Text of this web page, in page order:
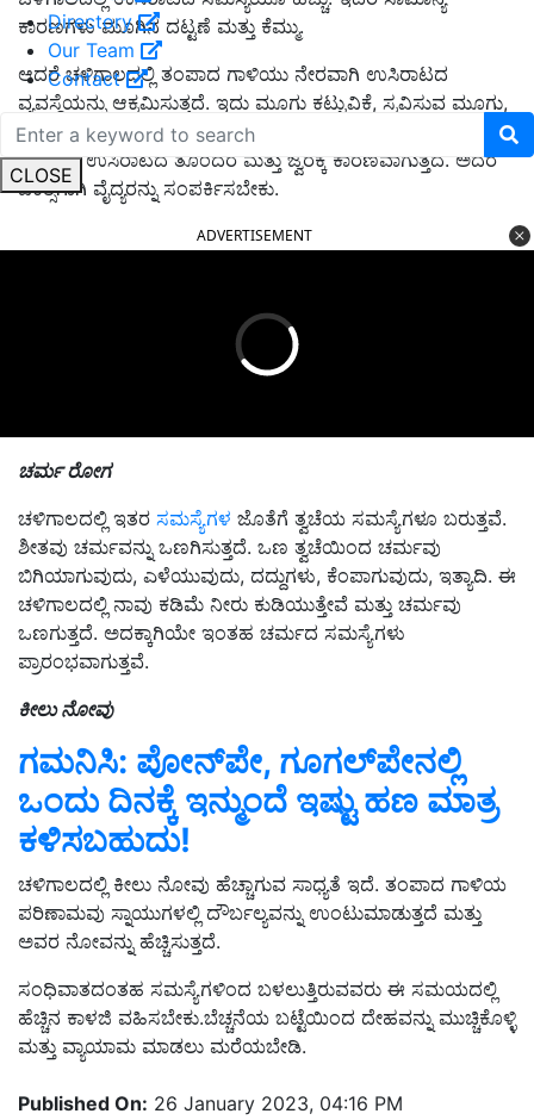
Directory
Our Team
Contact
CLOSE
ಕಾರಣಗಳು ಮೂಗಿನ ದಟ್ಟಣೆ ಮತ್ತು ಕೆಮ್ಮು.
ಆದರೆ ಚಳಿಗಾಲದಲ್ಲಿ ತಂಪಾದ ಗಾಳಿಯು ನೇರವಾಗಿ ಉಸಿರಾಟದ
ವ್ಯವಸ್ಥೆಯನ್ನು ಆಕ್ರಮಿಸುತ್ತದೆ. ಇದು ಮೂಗು ಕಟ್ಟುವಿಕೆ, ಸ್ರವಿಸುವ ಮೂಗು,
ಕೆಮ್ಮು ಮುಂತಾದ ಸಮಸ್ಯೆಗಳನ್ನು ಉಂಟುಮಾಡುತ್ತದೆ.ಶ್ವಾಸನಾಳದ
ಸೋಂಕು ಉಸಿರಾಟದ ತೊಂದರೆ ಮತ್ತು ಜ್ವರಕ್ಕೆ ಕಾರಣವಾಗುತ್ತದೆ. ಅದರ
ಚಿಕಿತ್ಸೆಗಾಗಿ ವೈದ್ಯರನ್ನು ಸಂಪರ್ಕಿಸಬೇಕು.
ADVERTISEMENT
ಚರ್ಮ ರೋಗ
ಚಳಿಗಾಲದಲ್ಲಿ ಇತರ ಸಮಸ್ಯೆಗಳ ಜೊತೆಗೆ ತ್ವಚೆಯ ಸಮಸ್ಯೆಗಳೂ ಬರುತ್ತವೆ.
ಶೀತವು ಚರ್ಮವನ್ನು ಒಣಗಿಸುತ್ತದೆ. ಒಣ ತ್ವಚೆಯಿಂದ ಚರ್ಮವು
ಬಿಗಿಯಾಗುವುದು, ಎಳೆಯುವುದು, ದದ್ದುಗಳು, ಕೆಂಪಾಗುವುದು, ಇತ್ಯಾದಿ. ಈ
ಚಳಿಗಾಲದಲ್ಲಿ ನಾವು ಕಡಿಮೆ ನೀರು ಕುಡಿಯುತ್ತೇವೆ ಮತ್ತು ಚರ್ಮವು
ಒಣಗುತ್ತದೆ. ಅದಕ್ಕಾಗಿಯೇ ಇಂತಹ ಚರ್ಮದ ಸಮಸ್ಯೆಗಳು
ಪ್ರಾರಂಭವಾಗುತ್ತವೆ.
ಕೀಲು ನೋವು
ಗಮನಿಸಿ: ಪೋನ್‌ಪೇ, ಗೂಗಲ್‌ಪೇನಲ್ಲಿ
ಒಂದು ದಿನಕ್ಕೆ ಇನ್ಮುಂದೆ ಇಷ್ಟು ಹಣ ಮಾತ್ರ
ಕಳಿಸಬಹುದು!
ಚಳಿಗಾಲದಲ್ಲಿ ಕೀಲು ನೋವು ಹೆಚ್ಚಾಗುವ ಸಾಧ್ಯತೆ ಇದೆ. ತಂಪಾದ ಗಾಳಿಯ
ಪರಿಣಾಮವು ಸ್ನಾಯುಗಳಲ್ಲಿ ದೌರ್ಬಲ್ಯವನ್ನು ಉಂಟುಮಾಡುತ್ತದೆ ಮತ್ತು
ಅವರ ನೋವನ್ನು ಹೆಚ್ಚಿಸುತ್ತದೆ.
ಸಂಧಿವಾತದಂತಹ ಸಮಸ್ಯೆಗಳಿಂದ ಬಳಲುತ್ತಿರುವವರು ಈ ಸಮಯದಲ್ಲಿ
ಹೆಚ್ಚಿನ ಕಾಳಜಿ ವಹಿಸಬೇಕು.ಬೆಚ್ಚನೆಯ ಬಟ್ಟೆಯಿಂದ ದೇಹವನ್ನು ಮುಚ್ಚಿಕೊಳ್ಳಿ
ಮತ್ತು ವ್ಯಾಯಾಮ ಮಾಡಲು ಮರೆಯಬೇಡಿ.
Published On: 26 January 2023, 04:16 PM